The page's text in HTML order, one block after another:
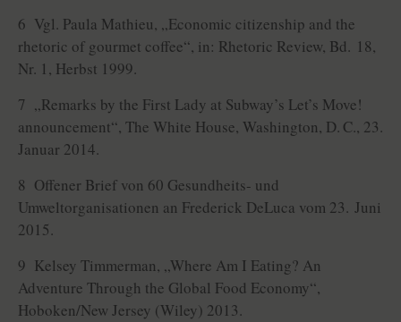
6 Vgl. Paula Mathieu, „Economic citizenship and the
rhetoric of gourmet coffee“, in: Rhetoric Review, Bd. 18,
Nr. 1, Herbst 1999.
7 „Remarks by the First Lady at Subway’s Let’s Move!
announcement“, The White House, Washington, D. C., 23.
Januar 2014.
8 Offener Brief von 60 Gesundheits- und
Umweltorganisationen an Frederick DeLuca vom 23. Juni
2015.
9 Kelsey Timmerman, „Where Am I Eating? An
Adventure Through the Global Food Economy“,
Hoboken/New Jersey (Wiley) 2013.